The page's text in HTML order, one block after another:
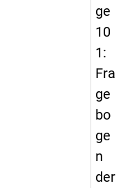
ge
10
1:
Fra
ge
bo
ge
n
der